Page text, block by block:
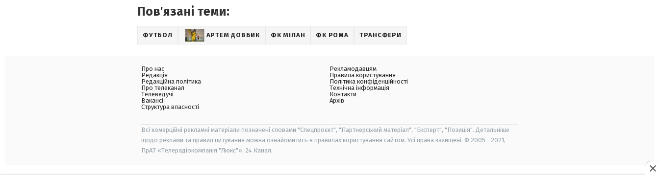
Пов'язані теми:
ФУТБОЛ АРТЕМ ДОВБИК ФК МІЛАН ФК РОМА ТРАНСФЕРИ
Про нас
Редакція
Редакційна політика
Про телеканал
Телеведучі
Вакансії
Структура власності
Рекламодавцям
Правила користування
Політика конфіденційності
Технічна інформація
Контакти
Архів
Всі комерційні рекламні матеріали позначені словами "Спецпроєкт", "Партнерський матеріал", "Експерт", "Позиція". Детальніше
щодо реклами та правил цитування можна ознайомитись в правилах користування сайтом. Усі права захищені. © 2005—2021,
ПрАТ «Телерадіокомпанія "Люкс"», 24 Канал.